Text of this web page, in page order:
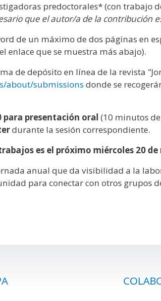
predoctorales* (con
que el autor/a de la contribución
de un máximo de dos páginas en
enlace que se muestra más abajo).
de depósito en línea de la revista
about/submissions donde se
para presentación oral (10 minutos
durante la sesión correspondiente.
es el próximo miércoles 20 de
anual que da visibilidad a la
para conectar con otros grupos